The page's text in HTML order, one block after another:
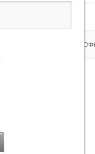
ВКУСОВОЙ